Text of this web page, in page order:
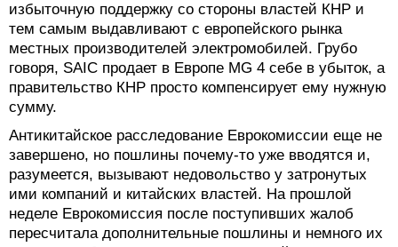
избыточную поддержку со стороны властей КНР и
тем самым выдавливают с европейского рынка
местных производителей электромобилей. Грубо
говоря, SAIC продает в Европе MG 4 себе в убыток, а
правительство КНР просто компенсирует ему нужную
сумму.
Антикитайское расследование Еврокомиссии еще не
завершено, но пошлины почему-то уже вводятся и,
разумеется, вызывают недовольство у затронутых
ими компаний и китайских властей. На прошлой
неделе Еврокомиссия после поступивших жалоб
пересчитала дополнительные пошлины и немного их